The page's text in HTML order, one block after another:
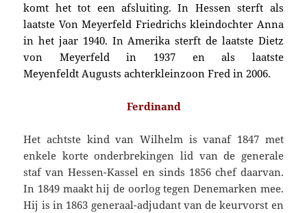
komt het tot een afsluiting. In Hessen sterft als
laatste Von Meyerfeld Friedrichskleindochter Anna
in het jaar 1940. In Amerika sterft de laatste Dietz
von Meyerfeld in 1937 en als laatste
MeyenfeldtAugustsachterkleinzoon Fred in 2006.
Ferdinand
Het achtste kind van Wilhelm is vanaf 1847 met
enkele korte onderbrekingen lid van de generale
staf van Hessen-Kassel en sinds 1856 chef daarvan.
In 1849 maakt hij de oorlog tegen Denemarken mee.
Hij is in 1863 generaal-adjudant van de keurvorst en